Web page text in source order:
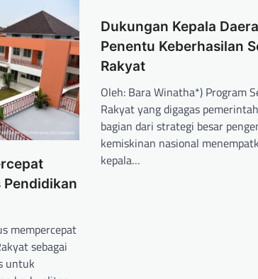
Pendidikan
mempercepat
sebagai
untuk
Dukungan Kepala
Penentu Keberhasilan
Rakyat
Oleh: Bara Winatha*) Program
Rakyat yang digagas
bagian dari strategi besar
kemiskinan nasional
kepala…